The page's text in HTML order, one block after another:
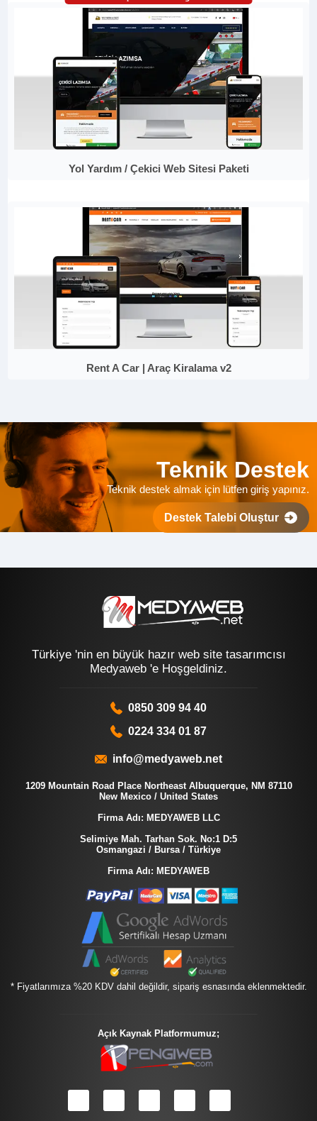
Yol Yardım / Çekici Web Sitesi Paketi
Rent A Car | Araç Kiralama v2
Teknik Destek
Teknik destek almak için lütfen giriş yapınız.
Destek Talebi Oluştur
Türkiye 'nin en büyük hazır web site tasarımcısı
Medyaweb 'e Hoşgeldiniz.
0850 309 94 40
0224 334 01 87
info@medyaweb.net
1209 Mountain Road Place Northeast Albuquerque, NM 87110
New Mexico / United States
Firma Adı: MEDYAWEB LLC
Selimiye Mah. Tarhan Sok. No:1 D:5
Osmangazi / Bursa / Türkiye
Firma Adı: MEDYAWEB
* Fiyatlarımıza %20 KDV dahil değildir, sipariş esnasında eklenmektedir.
Açık Kaynak Platformumuz;